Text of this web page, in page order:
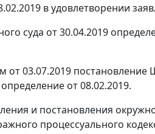
в удовлетворении
суда от 30.04.2019
от 03.07.2019
от 08.02.2019.
и постановления
процессуального